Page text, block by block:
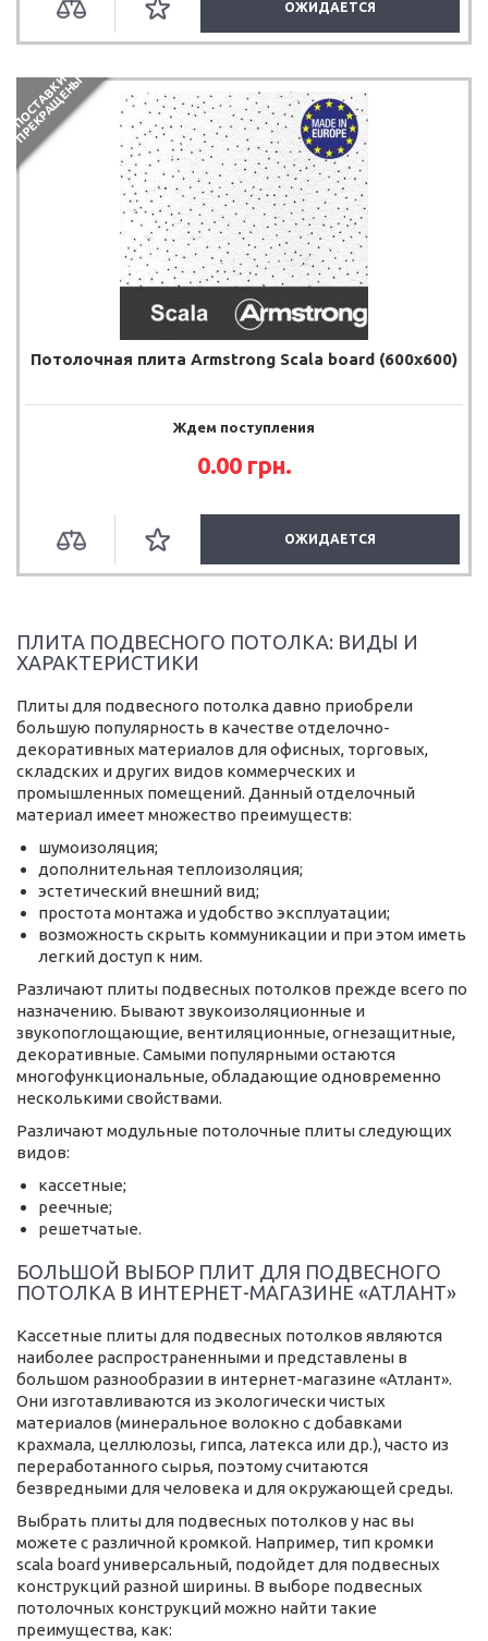
ОЖИДАЕТСЯ
П
О
С
Т
А
В
К
И
П
Р
Е
К
Р
А
Щ
Е
Н
Ы
Потолочная плита Armstrong Scala board (600x600)
Ждем поступления
0.00 грн.
ОЖИДАЕТСЯ
ПЛИТА ПОДВЕСНОГО ПОТОЛКА: ВИДЫ И
ХАРАКТЕРИСТИКИ
Плиты для подвесного потолка давно приобрели
большую популярность в качестве отделочно-
декоративных материалов для офисных, торговых,
складских и других видов коммерческих и
промышленных помещений. Данный отделочный
материал имеет множество преимуществ:
шумоизоляция;
дополнительная теплоизоляция;
эстетический внешний вид;
простота монтажа и удобство эксплуатации;
возможность скрыть коммуникации и при этом иметь
легкий доступ к ним.
Различают плиты подвесных потолков прежде всего по
назначению. Бывают звукоизоляционные и
звукопоглощающие, вентиляционные, огнезащитные,
декоративные. Самыми популярными остаются
многофункциональные, обладающие одновременно
несколькими свойствами.
Различают модульные потолочные плиты следующих
видов:
кассетные;
реечные;
решетчатые.
БОЛЬШОЙ ВЫБОР ПЛИТ ДЛЯ ПОДВЕСНОГО
ПОТОЛКА В ИНТЕРНЕТ-МАГАЗИНЕ «АТЛАНТ»
Кассетные плиты для подвесных потолков являются
наиболее распространенными и представлены в
большом разнообразии в интернет-магазине «Атлант».
Они изготавливаются из экологически чистых
материалов (минеральное волокно с добавками
крахмала, целлюлозы, гипса, латекса или др.), часто из
переработанного сырья, поэтому считаются
безвредными для человека и для окружающей среды.
Выбрать плиты для подвесных потолков у нас вы
можете с различной кромкой. Например, тип кромки
scala board универсальный, подойдет для подвесных
конструкций разной ширины. В выборе подвесных
потолочных конструкций можно найти такие
преимущества, как: